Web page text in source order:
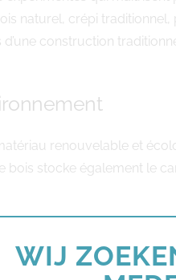
naturel, crépi
construction
renouvelable et
bois stocke également le
, ModuleHome
responsable
WIJ